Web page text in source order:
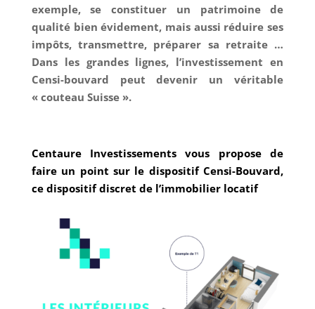
exemple, se constituer un patrimoine de
qualité bien évidement, mais aussi réduire ses
impôts, transmettre, préparer sa retraite …
Dans les grandes lignes, l’investissement en
Censi-bouvard peut devenir un véritable
« couteau Suisse ».
Centaure Investissements vous propose de
faire un point sur le dispositif Censi-Bouvard,
ce dispositif discret de l’immobilier locatif